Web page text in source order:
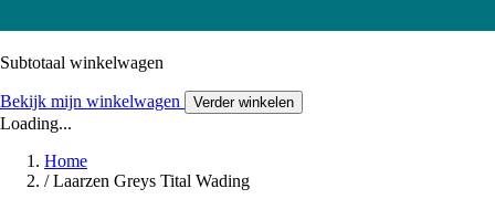
Subtotaal winkelwagen
Bekijk mijn winkelwagen Verder winkelen
Loading...
Home
/ Laarzen Greys Tital Wading